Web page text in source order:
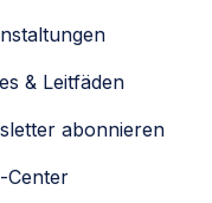
& Leitfäden
abonnieren
Center